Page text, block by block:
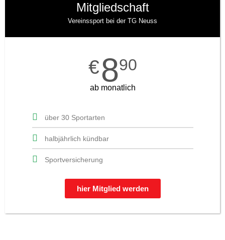
Mitgliedschaft
Vereinssport bei der TG Neuss
€890
ab monatlich
über 30 Sportarten
halbjährlich kündbar
Sportversicherung
hier Mitglied werden